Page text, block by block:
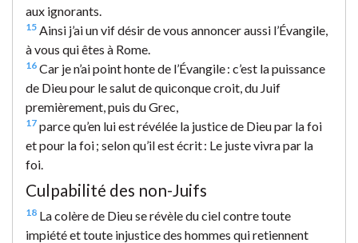
aux ignorants.
15 Ainsi j’ai un vif désir de vous annoncer aussi l’Évangile,
à vous qui êtes à Rome.
16 Car je n’ai point honte de l’Évangile : c’est la puissance
de Dieu pour le salut de quiconque croit, du Juif
premièrement, puis du Grec,
17 parce qu’en lui est révélée la justice de Dieu par la foi
et pour la foi ; selon qu’il est écrit : Le juste vivra par la
foi.
Culpabilité des non-Juifs
18 La colère de Dieu se révèle du ciel contre toute
impiété et toute injustice des hommes qui retiennent